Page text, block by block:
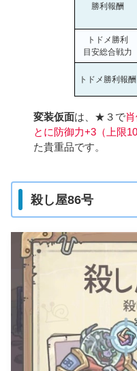
勝利報酬
トドメ勝利
目安総合戦力
トドメ勝利報酬
変装仮面は、★３で
とに防御力+3（上限
た貴重品です。
殺し屋86号